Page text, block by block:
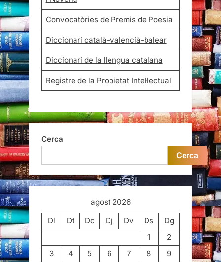
Convocatòries de Premis de Poesia
Diccionari català-valencià-balear
Diccionari de la llengua catalana
Registre de la Propietat Intel·lectual
Cerca
Cerca
agost 2026
Dl
Dt Dc Dj Dv Ds
Dg
1
2
3
4 5 6 7 8
9